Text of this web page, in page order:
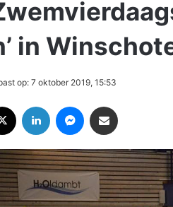
in
op: 7 oktober 2019, 15:53